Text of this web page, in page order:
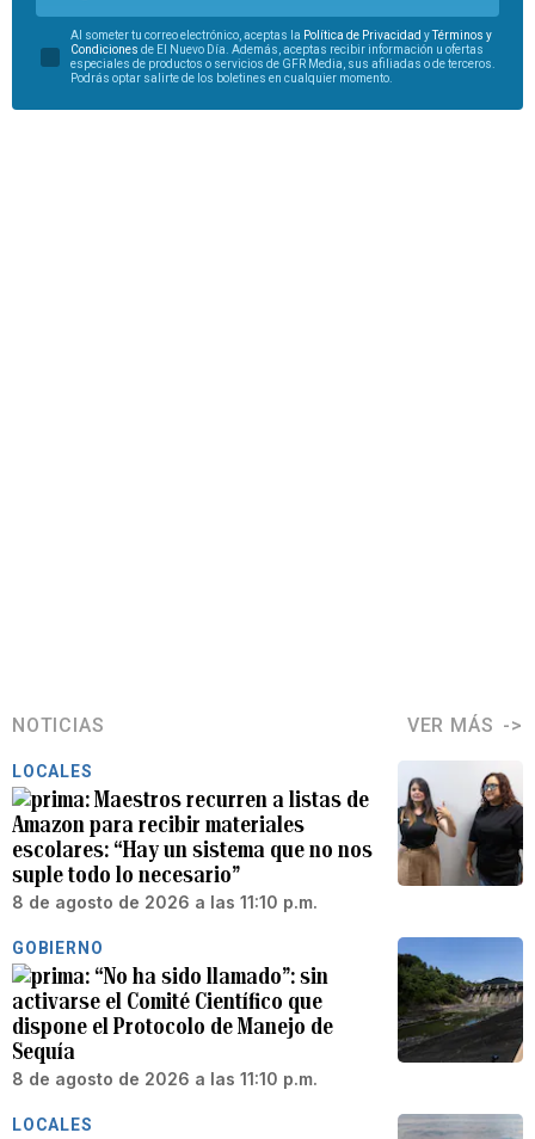
Al someter tu correo electrónico, aceptas la Política de Privacidad y
Términos y
Condiciones de El Nuevo Día. Además, aceptas recibir información u ofertas
especiales de productos o servicios de GFR Media, sus afiliadas o de terceros.
Podrás optar salirte de los boletines en cualquier momento.
NOTICIAS VER MÁS
LOCALES
Maestros recurren a listas de
Amazon para recibir materiales
escolares: “Hay un sistema que no nos
suple todo lo necesario”
8 de agosto de 2026 a las 11:10 p.m.
GOBIERNO
“No ha sido llamado”: sin
activarse el Comité Científico que
dispone el Protocolo de Manejo de
Sequía
8 de agosto de 2026 a las 11:10 p.m.
LOCALES